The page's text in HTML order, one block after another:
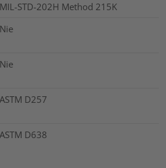
MIL-STD-202H Method 215K
Nie
Nie
ASTM D257
ASTM D638